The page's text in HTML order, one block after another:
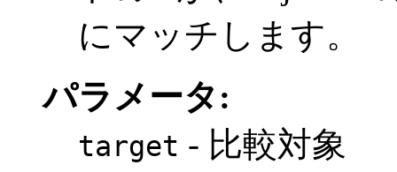
にマッチします。
パラメータ:
target - 比較対象